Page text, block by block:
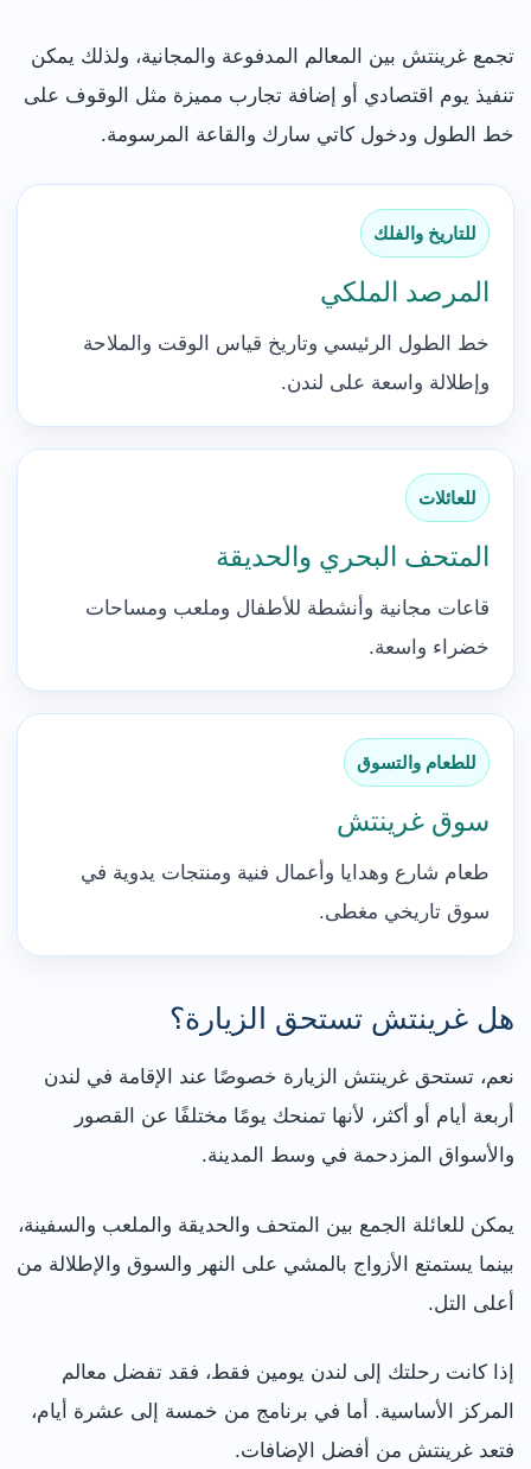
تجمع غرينتش بين المعالم المدفوعة والمجانية، ولذلك يمكن
تنفيذ يوم اقتصادي أو إضافة تجارب مميزة مثل الوقوف على
خط الطول ودخول كاتي سارك والقاعة المرسومة.
للتاريخ والفلك
المرصد الملكي
خط الطول الرئيسي وتاريخ قياس الوقت والملاحة
وإطلالة واسعة على لندن.
للعائلات
المتحف البحري والحديقة
قاعات مجانية وأنشطة للأطفال وملعب ومساحات
خضراء واسعة.
للطعام والتسوق
سوق غرينتش
طعام شارع وهدايا وأعمال فنية ومنتجات يدوية في
سوق تاريخي مغطى.
هل غرينتش تستحق الزيارة؟
نعم، تستحق غرينتش الزيارة خصوصًا عند الإقامة في لندن
أربعة أيام أو أكثر، لأنها تمنحك يومًا مختلفًا عن القصور
والأسواق المزدحمة في وسط المدينة.
يمكن للعائلة الجمع بين المتحف والحديقة والملعب والسفينة،
بينما يستمتع الأزواج بالمشي على النهر والسوق والإطلالة من
أعلى التل.
إذا كانت رحلتك إلى لندن يومين فقط، فقد تفضل معالم
المركز الأساسية. أما في برنامج من خمسة إلى عشرة أيام،
فتعد غرينتش من أفضل الإضافات.